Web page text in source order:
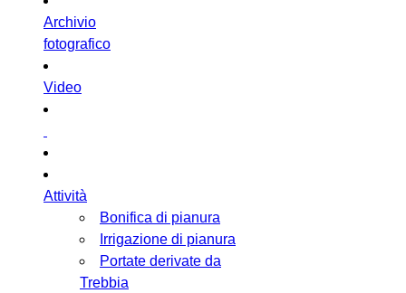
Archivio
fotografico
Video
Attività
Bonifica di pianura
Irrigazione di pianura
Portate derivate da
Trebbia